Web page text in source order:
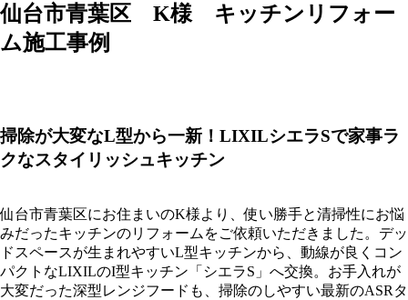
仙台市青葉区 K様 キッチンリフォー
ム施工事例
掃除が大変なL型から一新！LIXILシエラSで家事ラ
クなスタイリッシュキッチン
仙台市青葉区にお住まいのK様より、使い勝手と清掃性にお悩
みだったキッチンのリフォームをご依頼いただきました。デッ
ドスペースが生まれやすいL型キッチンから、動線が良くコン
パクトなLIXILのI型キッチン「シエラS」へ交換。お手入れが
大変だった深型レンジフードも、掃除のしやすい最新のASRタ